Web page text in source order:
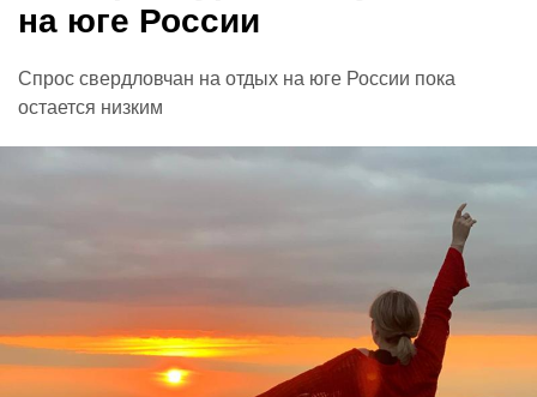
на юге России
Спрос свердловчан на отдых на юге России пока
остается низким